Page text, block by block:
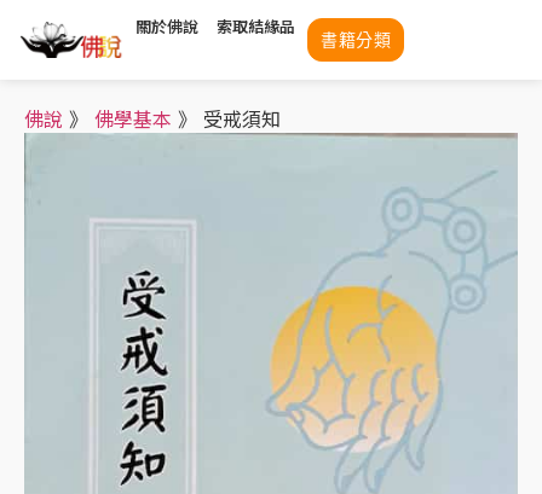
關於佛說 索取結緣品
書籍分類
佛說 》 佛學基本 》 受戒須知